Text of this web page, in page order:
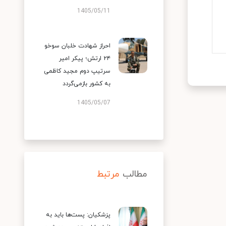
1405/05/11
احراز شهادت خلبان سوخو
۲۴ ارتش؛ پیکر امیر
سرتیپ دوم مجید کاظمی
به کشور بازمی‌گردد
1405/05/07
مطالب مرتبط
پزشکیان: پست‌ها باید به